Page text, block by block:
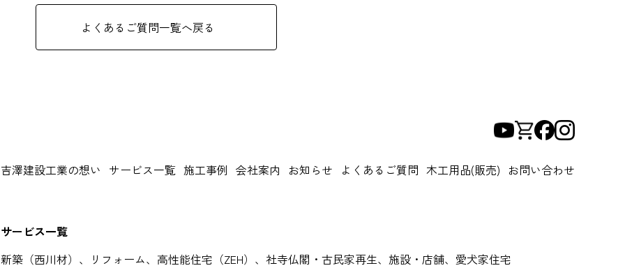
よくあるご質問一覧へ戻る
吉澤建設工業の想い サービス一覧 施工事例 会社案内 お知らせ よくあるご質問 木工用品(販売) お問い合わせ
サービス一覧
新築（西川材）、リフォーム、高性能住宅（ZEH）、社寺仏閣・古民家再生、施設・店舗、愛犬家住宅